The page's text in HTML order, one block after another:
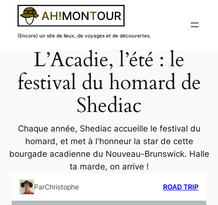
contenu
(Encore) un site de lieux, de voyages et de découvertes.
L’Acadie, l’été : le
festival du homard de
Shediac
Chaque année, Shediac accueille le festival du
homard, et met à l'honneur la star de cette
bourgade acadienne du Nouveau-Brunswick. Halle
ta marde, on arrive !
ParChristophe ROAD TRIP